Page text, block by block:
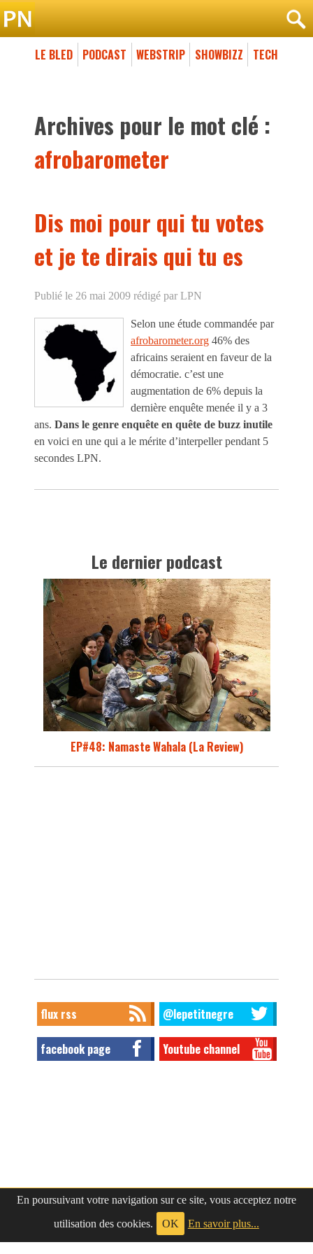
En poursuivant votre navigation sur ce site, vous acceptez notre
utilisation des cookies.
OK En savoir plus...
LE BLED PODCAST WEBSTRIP SHOWBIZZ TECH
Archives pour le mot clé :
afrobarometer
Dis moi pour qui tu votes
et je te dirais qui tu es
Publié le 26 mai 2009 rédigé par LPN
Selon une étude commandée par
afrobarometer.org 46% des
africains seraient en faveur de la
démocratie. c’est une
augmentation de 6% depuis la
dernière enquête menée il y a 3
ans. Dans le genre enquête en quête de buzz inutile
en voici en une qui a le mérite d’interpeller pendant 5
secondes LPN.
Le dernier podcast
EP#48: Namaste Wahala (La Review)
flux rss @lepetitnegre
facebook page Youtube channel